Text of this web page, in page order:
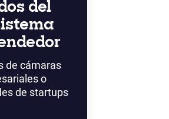
del
de cámaras
o
de startups